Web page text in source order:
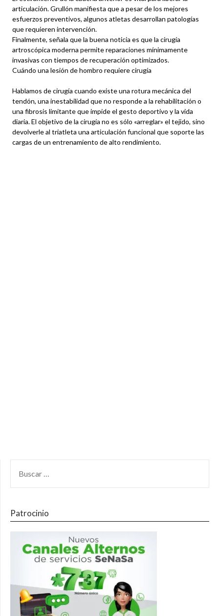
articulación. Grullón manifiesta que a pesar de los mejores
esfuerzos preventivos, algunos atletas desarrollan patologías
que requieren intervención.
Finalmente, señala que la buena noticia es que la cirugía
artroscópica moderna permite reparaciones mínimamente
invasivas con tiempos de recuperación optimizados.
Cuándo una lesión de hombro requiere cirugía
Hablamos de cirugía cuando existe una rotura mecánica del
tendón, una inestabilidad que no responde a la rehabilitación o
una fibrosis limitante que impide el gesto deportivo y la vida
diaria. El objetivo de la cirugía no es sólo «arreglar» el tejido, sino
devolverle al triatleta una articulación funcional que soporte las
cargas de un entrenamiento de alto rendimiento.
Patrocinio